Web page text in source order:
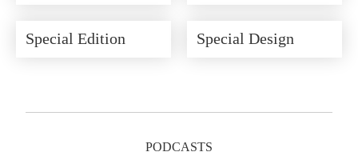
Special Edition Special Design
PODCASTS